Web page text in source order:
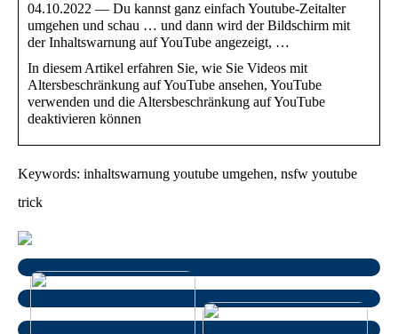
04.10.2022 — Du kannst ganz einfach Youtube-Zeitalter
umgehen und schau … und dann wird der Bildschirm mit
der Inhaltswarnung auf YouTube angezeigt, …
In diesem Artikel erfahren Sie, wie Sie Videos mit
Altersbeschränkung auf YouTube ansehen, YouTube
verwenden und die Altersbeschränkung auf YouTube
deaktivieren können
Keywords: inhaltswarnung youtube umgehen, nsfw youtube
trick